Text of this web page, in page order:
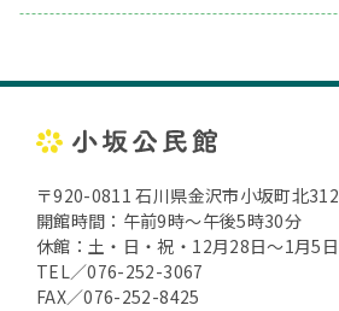
〒920-0811 石川県金沢市小坂町北312
開館時間：午前9時～午後5時30分
休館：土・日・祝・12月28日～1月5日
TEL／076-252-3067
FAX／076-252-8425